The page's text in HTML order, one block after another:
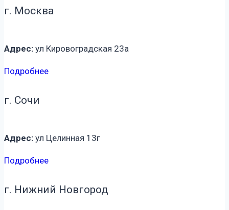
г. Москва
Адрес: ул Кировоградская 23а
Подробнее
г. Сочи
Адрес: ул Целинная 13г
Подробнее
г. Нижний Новгород